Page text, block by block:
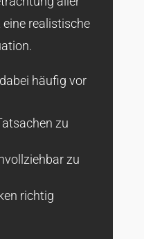
realistische
häufig vor
zu
zu
richtig